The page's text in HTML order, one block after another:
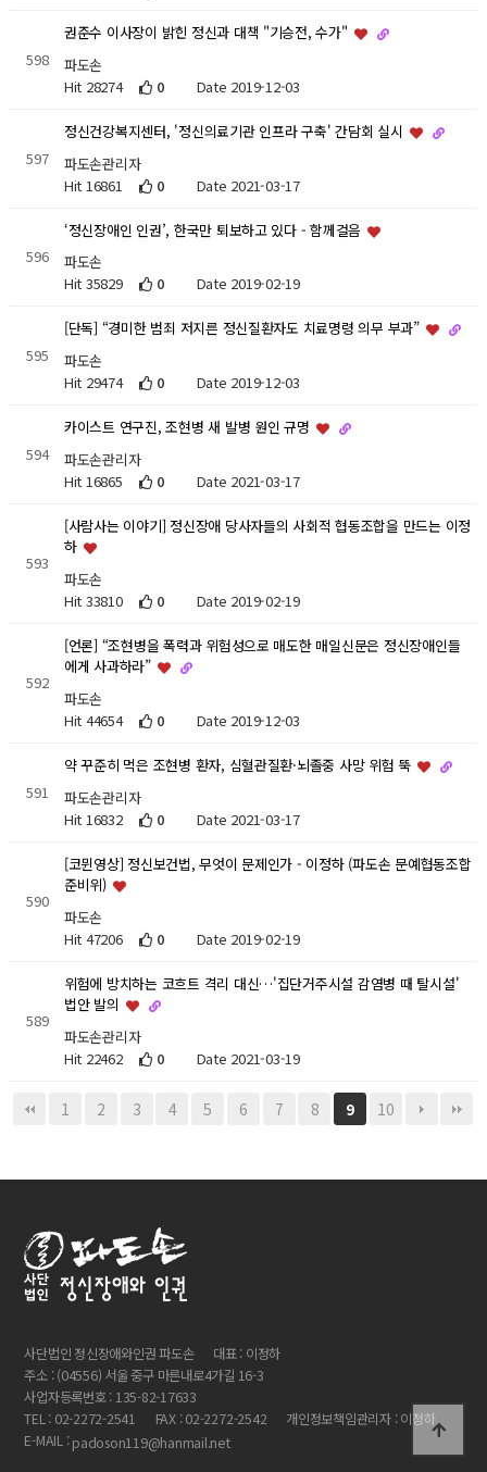
598
권준수 이사장이 밝힌 정신과 대책 "기승전, 수가"
파도손
Hit 28274
0 Date 2019-12-03
597
정신건강복지센터, '정신의료기관 인프라 구축' 간담회 실시
파도손관리자
Hit 16861
0 Date 2021-03-17
596
‘정신장애인 인권’, 한국만 퇴보하고 있다 - 함께걸음
파도손
Hit 35829
0 Date 2019-02-19
595
[단독] “경미한 범죄 저지른 정신질환자도 치료명령 의무 부과”
파도손
Hit 29474
0 Date 2019-12-03
594
카이스트 연구진, 조현병 새 발병 원인 규명
파도손관리자
Hit 16865
0 Date 2021-03-17
593
[사람사는 이야기] 정신장애 당사자들의 사회적 협동조합을 만드는 이정
하
파도손
Hit 33810
0 Date 2019-02-19
592
[언론] “조현병을 폭력과 위험성으로 매도한 매일신문은 정신장애인들
에게 사과하라”
파도손
Hit 44654
0 Date 2019-12-03
591
약 꾸준히 먹은 조현병 환자, 심혈관질환·뇌졸중 사망 위험 뚝
파도손관리자
Hit 16832
0 Date 2021-03-17
590
[코뮌영상] 정신보건법, 무엇이 문제인가 - 이정하 (파도손 문예협동조합
준비위)
파도손
Hit 47206
0 Date 2019-02-19
589
위험에 방치하는 코흐트 격리 대신…'집단거주시설 감염병 때 탈시설'
법안 발의
파도손관리자
Hit 22462
0 Date 2021-03-19
1 2 3 4 5 6 7 8 9 10
사단법인 정신장애와인권 파도손
대표 : 이정하
주소 : (04556) 서울 중구 마른내로4가길 16-3
사업자등록번호 : 135-82-17633
TEL : 02-2272-2541
FAX : 02-2272-2542
개인정보책임관리자 : 이정하
E-MAIL :padoson119@hanmail.net